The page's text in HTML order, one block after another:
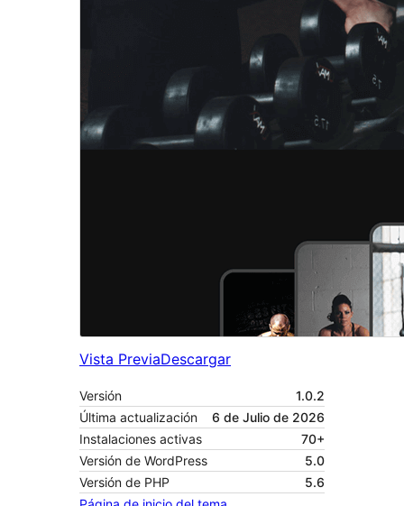
Vista PreviaDescargar
Versión
1.0.2
Última actualización
6 de Julio de 2026
Instalaciones activas
70+
Versión de WordPress
5.0
Versión de PHP
5.6